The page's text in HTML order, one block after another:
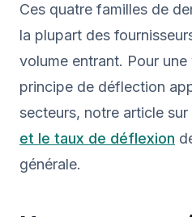
Ces quatre familles de
la plupart des
volume entrant. Pour
principe de déflection
secteurs, notre article sur
et le taux de déflexion
générale.